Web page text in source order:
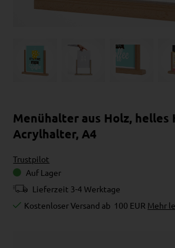
Menühalter aus Holz, helles
Acrylhalter, A4
Trustpilot
Auf Lager
Lieferzeit 3-4 Werktage
Kostenloser Versand ab 100 EUR Mehr